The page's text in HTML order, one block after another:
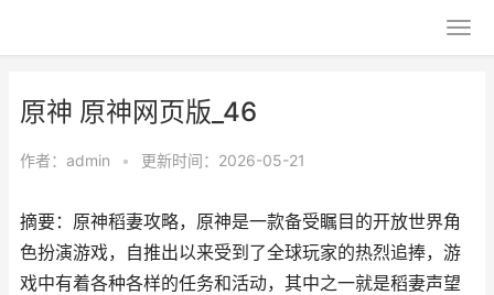
原神 原神网页版_46
作者： admin • 更新时间：2026-05-21
摘要：原神稻妻攻略，原神是一款备受瞩目的开放世界角
色扮演游戏，自推出以来受到了全球玩家的热烈追捧，游
戏中有着各种各样的任务和活动，其中之一就是稻妻声望